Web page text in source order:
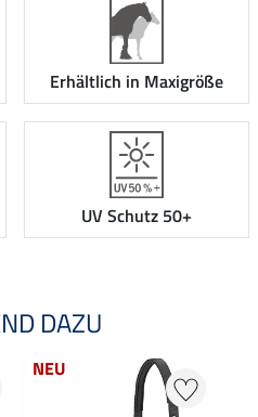
Erhältlich in Maxigröße
UV Schutz 50+
DAZU
NEU